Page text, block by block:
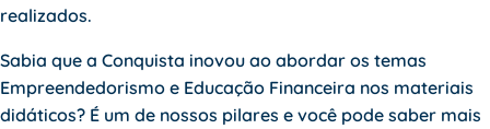
realizados.
Sabia que a Conquista inovou ao abordar os temas
Empreendedorismo e Educação Financeira nos materiais
didáticos? É um de nossos pilares e você pode saber mais